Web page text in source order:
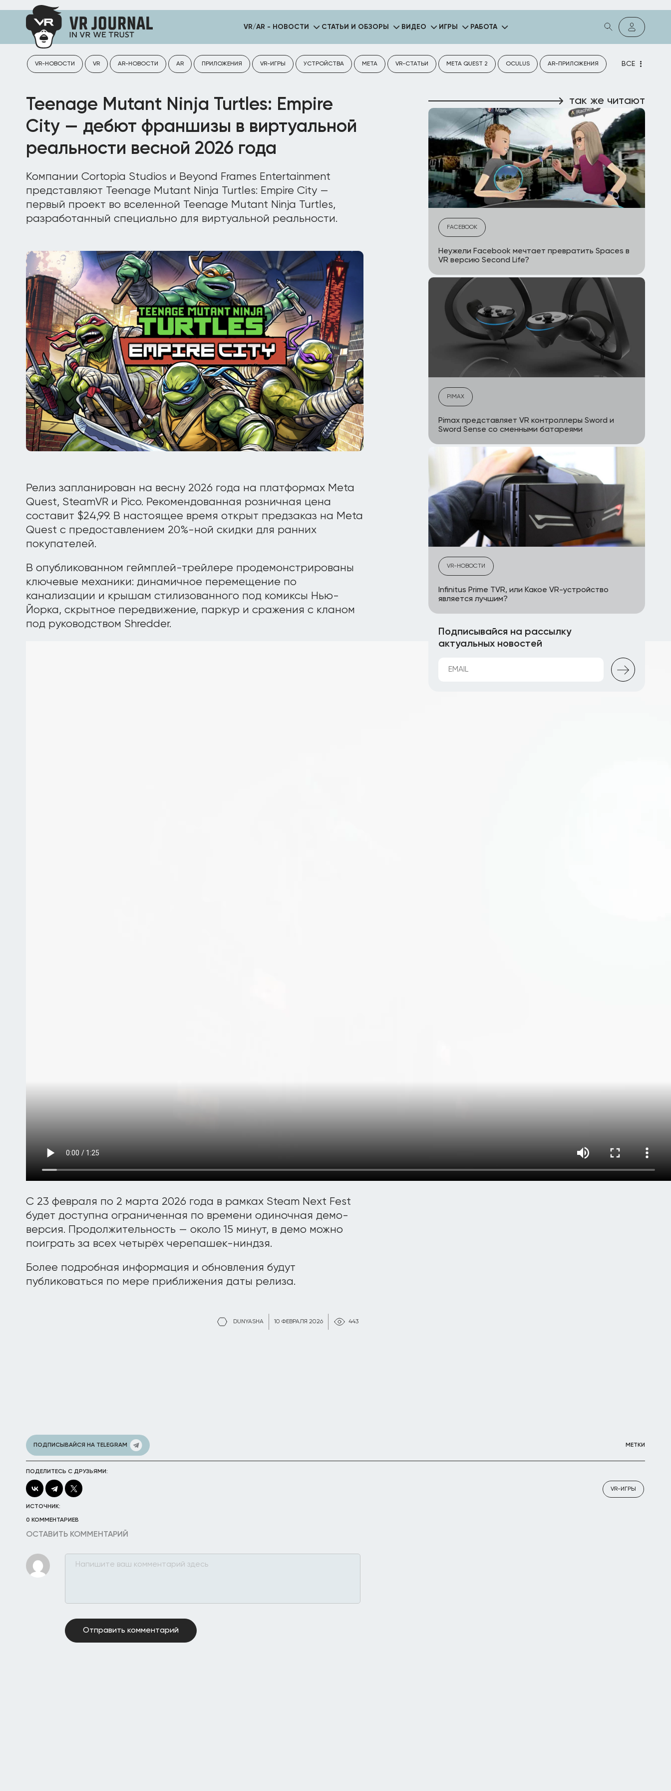
VR/AR - НОВОСТИ СТАТЬИ И ОБЗОРЫ ВИДЕО ИГРЫ РАБОТА
VR-НОВОСТИ VR AR-НОВОСТИ AR ПРИЛОЖЕНИЯ VR-ИГРЫ УСТРОЙСТВА META VR-СТАТЬИ META QUEST 2 OCULUS AR-ПРИЛОЖЕНИЯ ВСЕ
DUNYASHA 10 ФЕВРАЛЯ 2026 443
Teenage Mutant Ninja Turtles: Empire
City — дебют франшизы в виртуальной
реальности весной 2026 года
Компании Cortopia Studios и Beyond Frames Entertainment
представляют Teenage Mutant Ninja Turtles: Empire City —
первый проект во вселенной Teenage Mutant Ninja Turtles,
разработанный специально для виртуальной реальности.
Релиз запланирован на весну 2026 года на платформах Meta
Quest, SteamVR и Pico. Рекомендованная розничная цена
составит $24,99. В настоящее время открыт предзаказ на Meta
Quest с предоставлением 20%-ной скидки для ранних
покупателей.
В опубликованном геймплей-трейлере продемонстрированы
ключевые механики: динамичное перемещение по
канализации и крышам стилизованного под комиксы Нью-
Йорка, скрытное передвижение, паркур и сражения с кланом
под руководством Shredder.
С 23 февраля по 2 марта 2026 года в рамках Steam Next Fest
будет доступна ограниченная по времени одиночная демо-
версия. Продолжительность — около 15 минут, в демо можно
поиграть за всех четырёх черепашек-ниндзя.
Более подробная информация и обновления будут
публиковаться по мере приближения даты релиза.
так же читают
FACEBOOK
Неужели Facebook мечтает превратить Spaces в
VR версию Second Life?
PIMAX
Pimax представляет VR контроллеры Sword и
Sword Sense со сменными батареями
VR-НОВОСТИ
Infinitus Prime TVR, или Какое VR-устройство
является лучшим?
Подписывайся на рассылку
актуальных новостей
ПОДПИСЫВАЙСЯ НА TELEGRAM МЕТКИ
ПОДЕЛИТЕСЬ С ДРУЗЬЯМИ:
VR-ИГРЫ
ИСТОЧНИК:
0 КОММЕНТАРИЕВ
ОСТАВИТЬ КОММЕНТАРИЙ